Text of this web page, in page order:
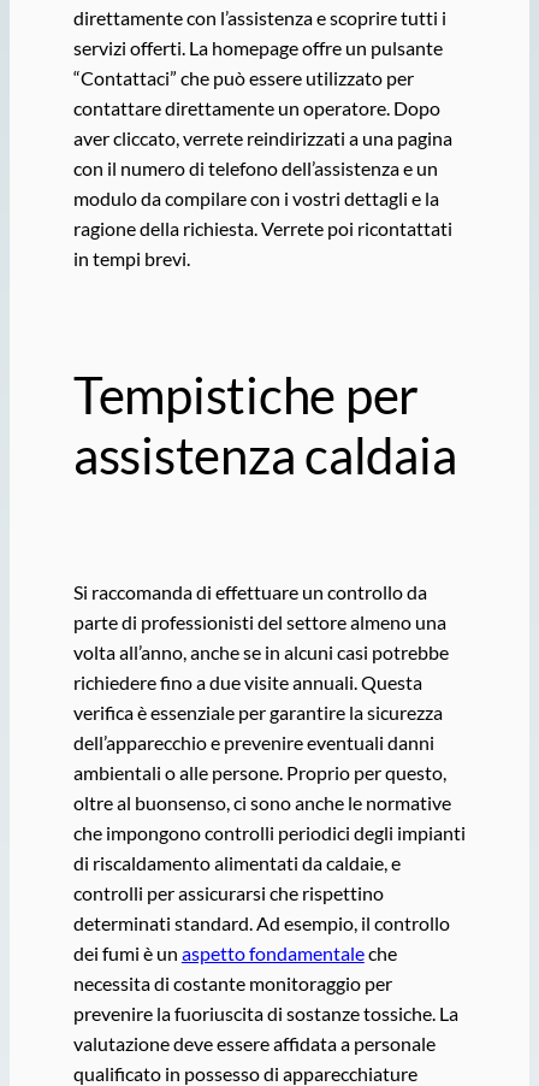
direttamente con l’assistenza e scoprire tutti i
servizi offerti. La homepage offre un pulsante
“Contattaci” che può essere utilizzato per
contattare direttamente un operatore. Dopo
aver cliccato, verrete reindirizzati a una pagina
con il numero di telefono dell’assistenza e un
modulo da compilare con i vostri dettagli e la
ragione della richiesta. Verrete poi ricontattati
in tempi brevi.
Tempistiche per
assistenza caldaia
Si raccomanda di effettuare un controllo da
parte di professionisti del settore almeno una
volta all’anno, anche se in alcuni casi potrebbe
richiedere fino a due visite annuali. Questa
verifica è essenziale per garantire la sicurezza
dell’apparecchio e prevenire eventuali danni
ambientali o alle persone. Proprio per questo,
oltre al buonsenso, ci sono anche le normative
che impongono controlli periodici degli impianti
di riscaldamento alimentati da caldaie, e
controlli per assicurarsi che rispettino
determinati standard. Ad esempio, il controllo
dei fumi è un aspetto fondamentaleche
necessita di costante monitoraggio per
prevenire la fuoriuscita di sostanze tossiche. La
valutazione deve essere affidata a personale
qualificato in possesso di apparecchiature